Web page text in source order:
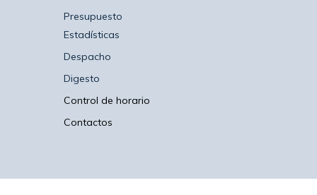
Presupuesto
Estadísticas
Despacho
Digesto
Control de horario
Contactos